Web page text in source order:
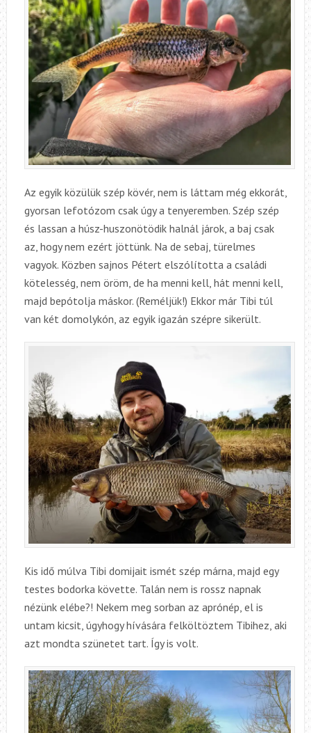
Az egyik közülük szép kövér, nem is láttam még ekkorát,
gyorsan lefotózom csak úgy a tenyeremben. Szép szép
és lassan a húsz-huszonötödik halnál járok, a baj csak
az, hogy nem ezért jöttünk. Na de sebaj, türelmes
vagyok. Közben sajnos Pétert elszólította a családi
kötelesség, nem öröm, de ha menni kell, hát menni kell,
majd bepótolja máskor. (Reméljük!) Ekkor már Tibi túl
van két domolykón, az egyik igazán szépre sikerült.
Kis idő múlva Tibi domijait ismét szép márna, majd egy
testes bodorka követte. Talán nem is rossz napnak
nézünk elébe?! Nekem meg sorban az aprónép, el is
untam kicsit, úgyhogy hívására felköltöztem Tibihez, aki
azt mondta szünetet tart. Így is volt.